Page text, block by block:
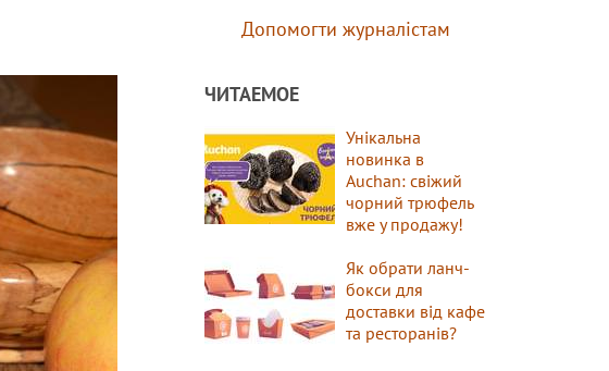
Допомогти журналістам
ЧИТАЕМОЕ
Унікальна
новинка в
Auchan: свіжий
чорний трюфель
вже у продажу!
Як обрати ланч-
бокси для
доставки від кафе
та ресторанів?